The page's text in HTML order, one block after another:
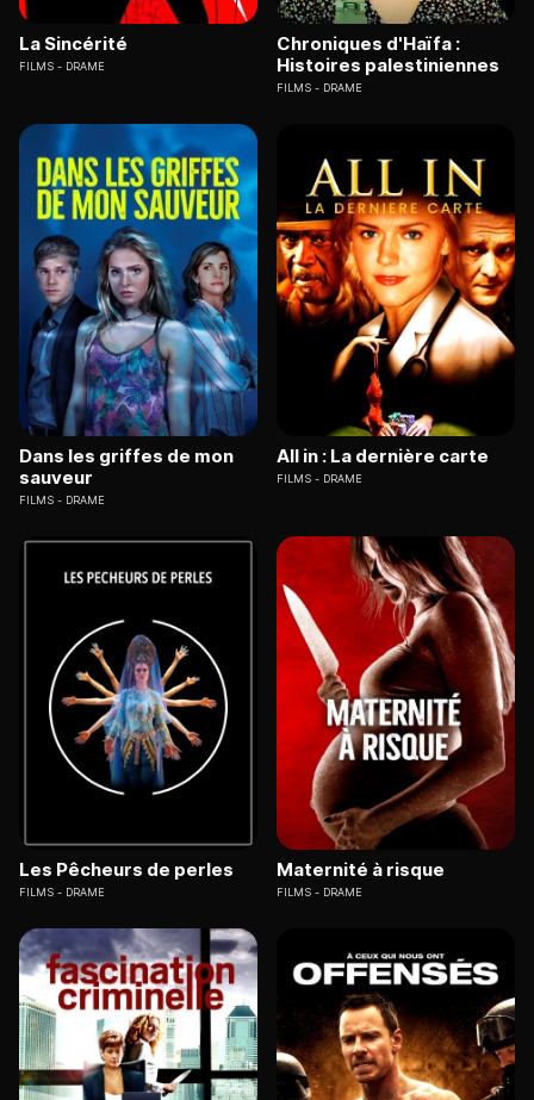
La Sincérité
FILMS DRAME
Chroniques d'Haïfa :
Histoires palestiniennes
FILMS DRAME
Dans les griffes de mon
sauveur
FILMS DRAME
All in : La dernière carte
FILMS DRAME
Les Pêcheurs de perles
FILMS DRAME
Maternité à risque
FILMS DRAME